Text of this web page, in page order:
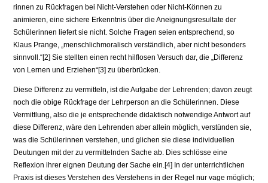
rinnen zu Rückfragen bei Nicht-Verstehen oder Nicht-Können zu
animieren, eine sichere Erkenntnis über die Aneignungsresultate der
Schülerinnen liefert sie nicht. Solche Fragen seien entsprechend, so
Klaus Prange, „menschlich­moralisch verständlich, aber nicht besonders
sinnvoll.“[2] Sie stellten einen recht hilflosen Versuch dar, die „Differenz
von Lernen und Erziehen“[3] zu überbrücken.
Diese Differenz zu vermitteln, ist die Aufgabe der Lehrenden; davon zeugt
noch die obige Rückfrage der Lehrperson an die Schülerinnen. Diese
Vermittlung, also die je entsprechende didaktisch notwendige Antwort auf
diese Differenz, wäre den Lehrenden aber allein möglich, verstünden sie,
was die Schülerinnen verstehen, und glichen sie diese individuellen
Deutungen mit der zu vermittelnden Sache ab. Dies schlösse eine
Reflexion ihrer eignen Deutung der Sache ein.[4] In der unterrichtlichen
Praxis ist dieses Verstehen des Verstehens in der Regel nur vage möglich;